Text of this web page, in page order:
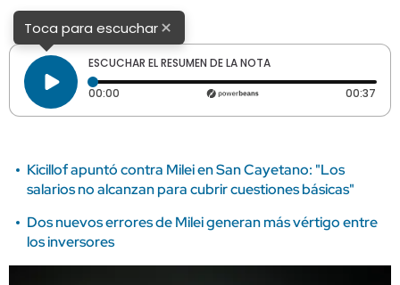
Toca para escuchar×
ESCUCHAR EL RESUMEN DE LA NOTA
00:00 Tiempo transcurrido: 0 segundos 00:37
Kicillof apuntó contra Milei en San Cayetano: "Los
salarios no alcanzan para cubrir cuestiones básicas"
Dos nuevos errores de Milei generan más vértigo entre
los inversores